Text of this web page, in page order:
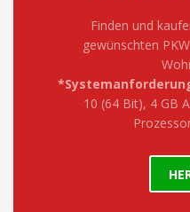
Finden und
gewünschten
10 (64 Bit), 4 GB